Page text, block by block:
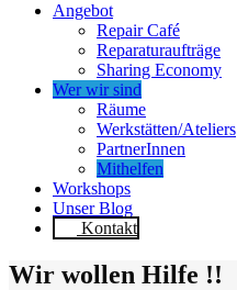
Angebot
Repair Café
Reparaturaufträge
Sharing Economy
Wer wir sind
Räume
Werkstätten/Ateliers
PartnerInnen
Mithelfen
Workshops
Unser Blog
Kontakt
Wir wollen Hilfe !!